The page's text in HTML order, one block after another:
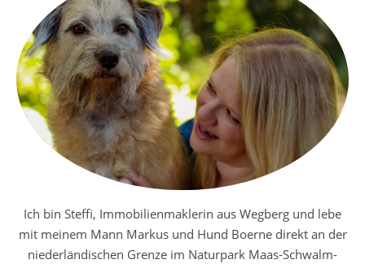
Ich bin Steffi, Immobilienmaklerin aus Wegberg und lebe
mit meinem Mann Markus und Hund Boerne direkt an der
niederländischen Grenze im Naturpark Maas-Schwalm-